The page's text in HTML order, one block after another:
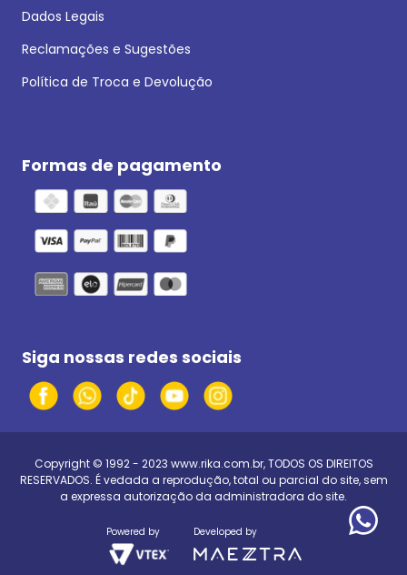
Dados Legais
Reclamações e Sugestões
Política de Troca e Devolução
Formas de pagamento
Siga nossas redes sociais
Copyright © 1992 - 2023 www.rika.com.br, TODOS OS DIREITOS
RESERVADOS. É vedada a reprodução, total ou parcial do site, sem
a expressa autorização da administradora do site.
Powered by Developed by